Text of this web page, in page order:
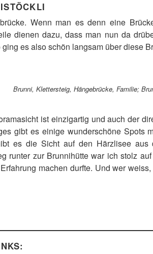
Wenn man es denn eine
dienen dazu, dass man nun da
es also schön langsam über diese
Brunni, Klettersteig, Hängebrücke, Familie;
ist einzigartig und auch der
gibt es einige wunderschöne Spots
es die Sicht auf den Härzlisee aus
runter zur Brunnihütte war ich stolz
machen durfte. Und wer